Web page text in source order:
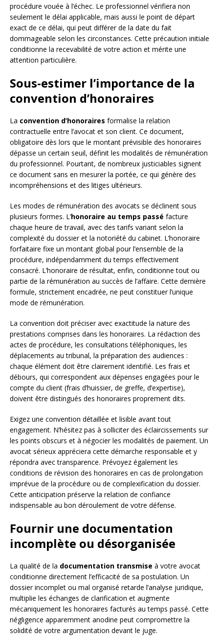
procédure vouée à l’échec. Le professionnel vérifiera non
seulement le délai applicable, mais aussi le point de départ
exact de ce délai, qui peut différer de la date du fait
dommageable selon les circonstances. Cette précaution initiale
conditionne la recevabilité de votre action et mérite une
attention particulière.
Sous-estimer l’importance de la
convention d’honoraires
La convention d’honoraires formalise la relation
contractuelle entre l’avocat et son client. Ce document,
obligatoire dès lors que le montant prévisible des honoraires
dépasse un certain seuil, définit les modalités de rémunération
du professionnel. Pourtant, de nombreux justiciables signent
ce document sans en mesurer la portée, ce qui génère des
incompréhensions et des litiges ultérieurs.
Les modes de rémunération des avocats se déclinent sous
plusieurs formes. L’honoraire au temps passé facture
chaque heure de travail, avec des tarifs variant selon la
complexité du dossier et la notoriété du cabinet. L’honoraire
forfaitaire fixe un montant global pour l’ensemble de la
procédure, indépendamment du temps effectivement
consacré. L’honoraire de résultat, enfin, conditionne tout ou
partie de la rémunération au succès de l’affaire. Cette dernière
formule, strictement encadrée, ne peut constituer l’unique
mode de rémunération.
La convention doit préciser avec exactitude la nature des
prestations comprises dans les honoraires. La rédaction des
actes de procédure, les consultations téléphoniques, les
déplacements au tribunal, la préparation des audiences :
chaque élément doit être clairement identifié. Les frais et
débours, qui correspondent aux dépenses engagées pour le
compte du client (frais d’huissier, de greffe, d’expertise),
doivent être distingués des honoraires proprement dits.
Exigez une convention détaillée et lisible avant tout
engagement. N’hésitez pas à solliciter des éclaircissements sur
les points obscurs et à négocier les modalités de paiement. Un
avocat sérieux appréciera cette démarche responsable et y
répondra avec transparence. Prévoyez également les
conditions de révision des honoraires en cas de prolongation
imprévue de la procédure ou de complexification du dossier.
Cette anticipation préserve la relation de confiance
indispensable au bon déroulement de votre défense.
Fournir une documentation
incomplète ou désorganisée
La qualité de la documentation transmise à votre avocat
conditionne directement l’efficacité de sa postulation. Un
dossier incomplet ou mal organisé retarde l’analyse juridique,
multiplie les échanges de clarification et augmente
mécaniquement les honoraires facturés au temps passé. Cette
négligence apparemment anodine peut compromettre la
solidité de votre argumentation devant le juge.